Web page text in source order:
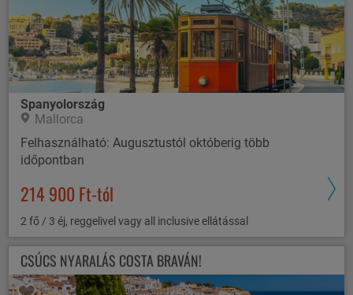
Spanyolország
Mallorca
Felhasználható: Augusztustól októberig több
időpontban
214 900 Ft-tól
2 fő / 3 éj, reggelivel vagy all inclusive ellátással
CSÚCS NYARALÁS COSTA BRAVÁN!